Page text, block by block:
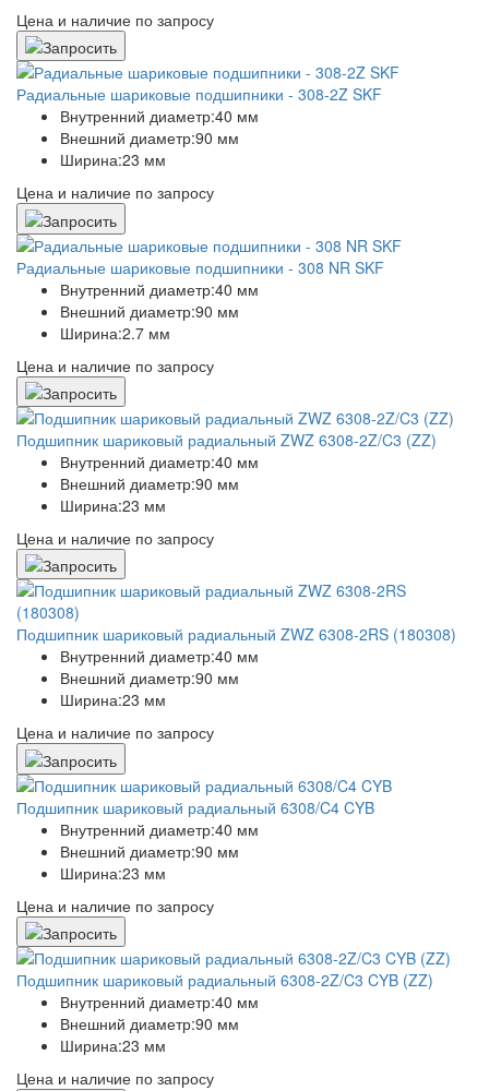
Цена и наличие по запросу
Радиальные шариковые подшипники - 308-2Z SKF
Внутренний диаметр:40 мм
Внешний диаметр:90 мм
Ширина:23 мм
Цена и наличие по запросу
Радиальные шариковые подшипники - 308 NR SKF
Внутренний диаметр:40 мм
Внешний диаметр:90 мм
Ширина:2.7 мм
Цена и наличие по запросу
Подшипник шариковый радиальный ZWZ 6308-2Z/C3 (ZZ)
Внутренний диаметр:40 мм
Внешний диаметр:90 мм
Ширина:23 мм
Цена и наличие по запросу
Подшипник шариковый радиальный ZWZ 6308-2RS (180308)
Внутренний диаметр:40 мм
Внешний диаметр:90 мм
Ширина:23 мм
Цена и наличие по запросу
Подшипник шариковый радиальный 6308/C4 CYB
Внутренний диаметр:40 мм
Внешний диаметр:90 мм
Ширина:23 мм
Цена и наличие по запросу
Подшипник шариковый радиальный 6308-2Z/C3 CYB (ZZ)
Внутренний диаметр:40 мм
Внешний диаметр:90 мм
Ширина:23 мм
Цена и наличие по запросу